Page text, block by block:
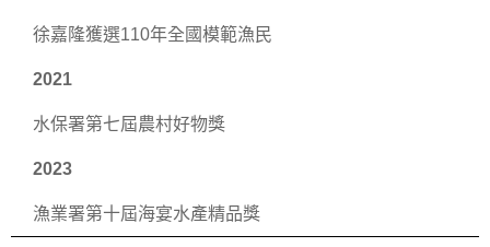
徐嘉隆獲選110年全國模範漁民
2021
水保署第七屆農村好物獎
2023
漁業署第十屆海宴水產精品獎